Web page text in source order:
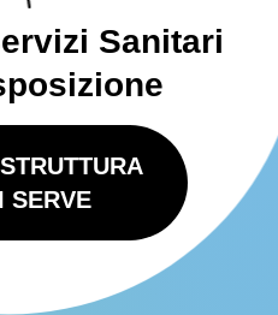
Sanitari
SERVE